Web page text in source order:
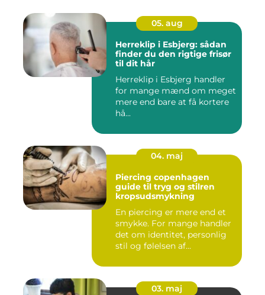
05. aug
Herreklip i Esbjerg: sådan
finder du den rigtige frisør
til dit hår
Herreklip i Esbjerg handler
for mange mænd om meget
mere end bare at få kortere
hå...
04. maj
Piercing copenhagen
guide til tryg og stilren
kropsudsmykning
En piercing er mere end et
smykke. For mange handler
det om identitet, personlig
stil og følelsen af...
03. maj